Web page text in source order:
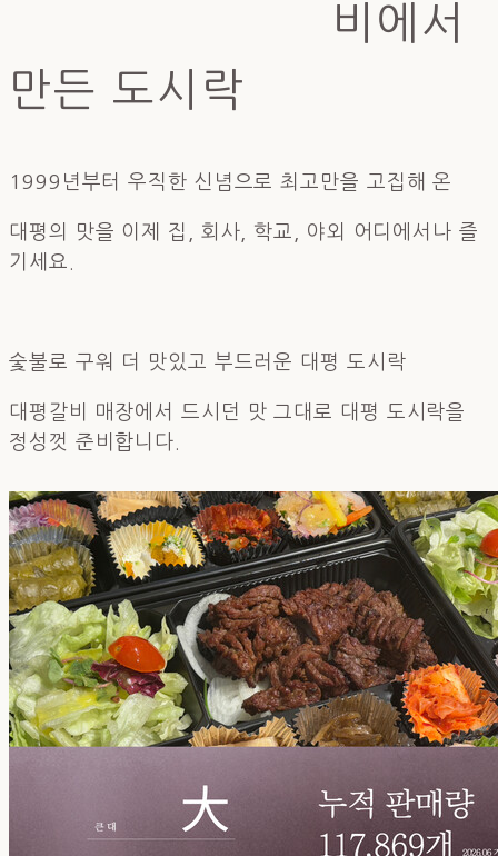
비에서
만든 도시락 ​
1999년부터 우직한 신념으로 최고만을 고집해 온
대평의 맛을 이제 집, 회사, 학교, 야외 어디에서나 즐
기세요.
숯불로 구워 더 맛있고 부드러운 대평 도시락
대평갈비 매장에서 드시던 맛 그대로 대평 도시락을
정성껏 준비합니다.